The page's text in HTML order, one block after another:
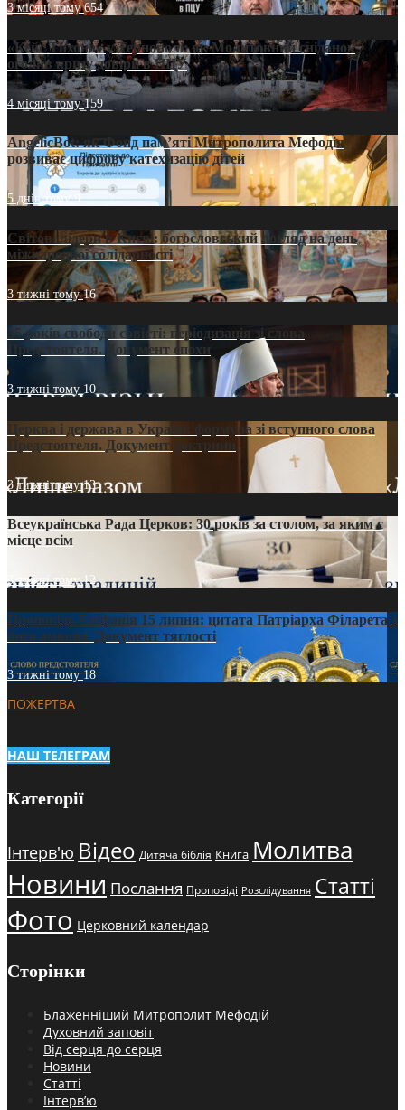
3 місяці тому654
«Кейс Тихона» у Тернополі: як Молитовний сніданок
оголив кризу довіри в ПЦУ
4 місяці тому159
AngelicBot: як Фонд пам’яті Митрополита Мефодія
розвиває цифрову катехизацію дітей
5 днів тому9
Світові лідери в Києві: богословський погляд на день
міжнародної солідарності
3 тижні тому16
35 років свободи совісті: періодизація зі слова
Предстоятеля. Документ епохи
3 тижні тому 10
Церква і держава в Україні: формула зі вступного слова
Предстоятеля. Документ доктрини
3 тижні тому13
Всеукраїнська Рада Церков: 30 років за столом, за яким є
місце всім
3 тижні тому12
Проповідь Епіфанія 15 липня: цитата Патріарха Філарета з
його амвона. Документ тяглості
3 тижні тому18
ПОЖЕРТВА
НАШ ТЕЛЕГРАМ
Категорії
Інтерв'ю Відео Дитяча біблія Книга Молитва
Новини Послання Проповіді Розслідування Статті
Фото Церковний календар
Сторінки
Блаженніший Митрополит Мефодій
Духовний заповіт
Від серця до серця
Новини
Статті
Інтерв’ю